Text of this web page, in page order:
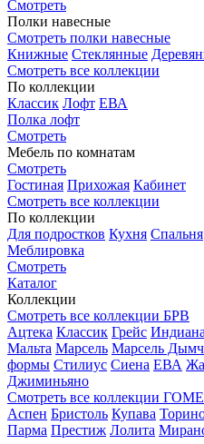
Смотреть
Полки навесные
Смотреть полки навесные
Книжные Стеклянные
Смотреть все коллекции
По коллекции
Классик Лофт ЕВА
Полка лофт
Смотреть
Мебель по комнатам
Смотреть
Гостиная Прихожая Кабинет
Смотреть все коллекции
По коллекции
Для подростков Кухня Спальня
Меблировка
Смотреть
Каталог
Коллекции
Смотреть все коллекции БРВ
Ацтека Классик Грейс Индиана
Мальта Марсель Марсель
формы Стилиус Сиена ЕВА
Джиминьяно
Смотреть все коллекции
Аспен Бристоль Купава
Парма Престиж Лолита